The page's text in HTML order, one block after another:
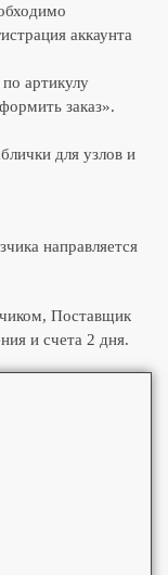
аккаунта
артикулу
заказ».
для узлов и
направляется
Поставщик
и счета 2 дня.